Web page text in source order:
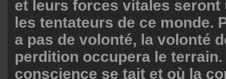
et leurs forces vitales seront
les tentateurs de ce monde.
a pas de volonté, la volonté
perdition occupera le
conscience se tait et où la